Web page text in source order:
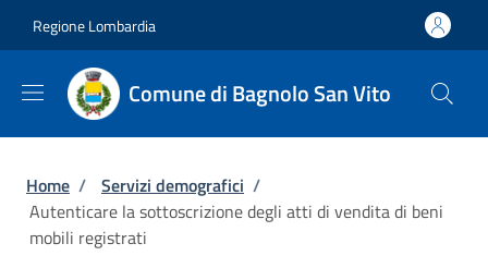
Regione Lombardia
Comune di Bagnolo San Vito
Briciole di pane
Home / Servizi demografici /
Autenticare la sottoscrizione degli atti di vendita di beni
mobili registrati